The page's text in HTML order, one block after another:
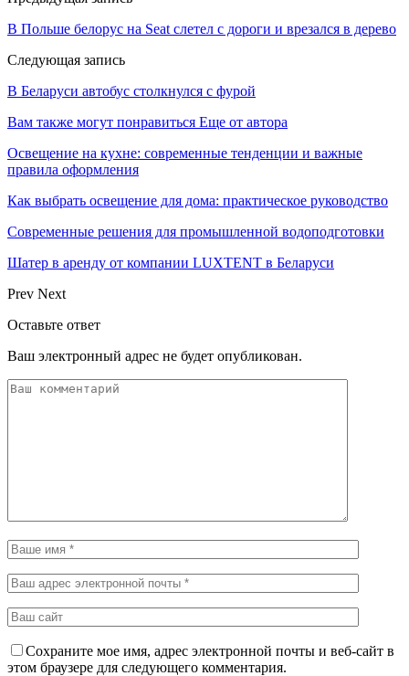
В Польше белорус на Seat слетел с дороги и врезался в дерево
Следующая запись
В Беларуси автобус столкнулся с фурой
Вам также могут понравиться Еще от автора
Освещение на кухне: современные тенденции и важные
правила оформления
Как выбрать освещение для дома: практическое руководство
Современные решения для промышленной водоподготовки
Шатер в аренду от компании LUXTENT в Беларуси
Prev Next
Оставьте ответ
Ваш электронный адрес не будет опубликован.
Сохраните мое имя, адрес электронной почты и веб-сайт в
этом браузере для следующего комментария.